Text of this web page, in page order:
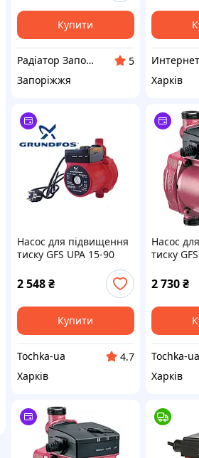
Купити
Радіатор Запоріжжя
5
Запоріжжя
Харків
Насос для підвищення
тиску GFS UPA 15-90
2 548₴
Купити
Tochka-ua
4.7
Харків
Насос
тиску
2 730₴
Tochka-ua
Харків